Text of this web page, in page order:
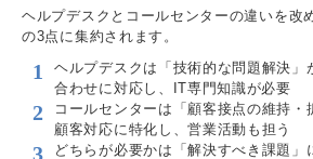
ヘルプデスクとコールセンターの違いを改
の3点に集約されます。
ヘルプデスクは「技術的な問題解決」
合わせに対応し、IT専門知識が必要
コールセンターは「顧客接点の維持・
顧客対応に特化し、営業活動も担う
どちらが必要かは「解決すべき課題」